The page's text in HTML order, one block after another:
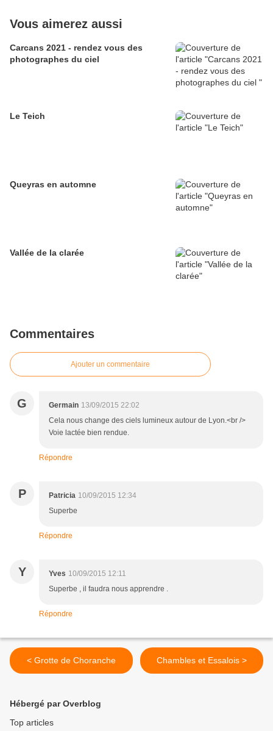
Vous aimerez aussi
Carcans 2021 - rendez vous des
photographes du ciel
Le Teich
Queyras en automne
Vallée de la clarée
Commentaires
Ajouter un commentaire
G Germain 13/09/2015 22:02
Cela nous change des ciels lumineux autour de Lyon.<br />
Voie lactée bien rendue.
Répondre
P Patricia 10/09/2015 12:34
Superbe
Répondre
Y Yves 10/09/2015 12:11
Superbe , il faudra nous apprendre .
Répondre
< Grotte de Choranche Chambles et Essalois >
Hébergé par Overblog
Top articles